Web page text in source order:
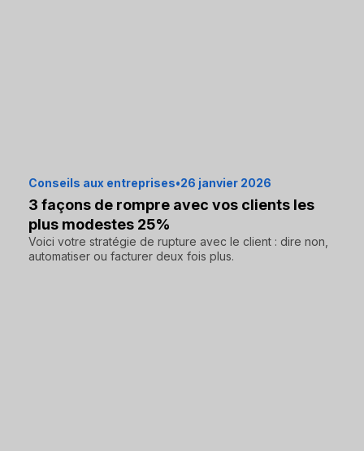
Conseils aux entreprises•26 janvier 2026
3 façons de rompre avec vos clients les
plus modestes 25%
Voici votre stratégie de rupture avec le client : dire non,
automatiser ou facturer deux fois plus.